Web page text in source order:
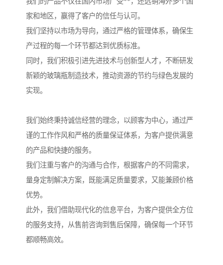
家和地区，赢得了客户的信任与认可。
我们坚持以市场为导向，通过严格的管理体系，确保生
产过程的每一个环节都达到优质标准。
同时，我们积极引进先进技术与创新型人才，不断研发
新颖的玻璃瓶制造技术，推动资源的节约与绿色发展的
实现。
我们始终秉持诚信经营的理念，以顾客为中心，通过严
谨的工作作风和严格的质量保证体系，为客户提供满意
的产品和快捷的服务。
我们注重与客户的沟通与合作，根据客户的不同需求，
量身定制解决方案，既能满足质量要求，又能兼顾价格
优势。
此外，我们借助现代化的信息平台，为客户提供全方位
的服务支持，从售前咨询到售后保障，确保每一个环节
都顺畅高效。